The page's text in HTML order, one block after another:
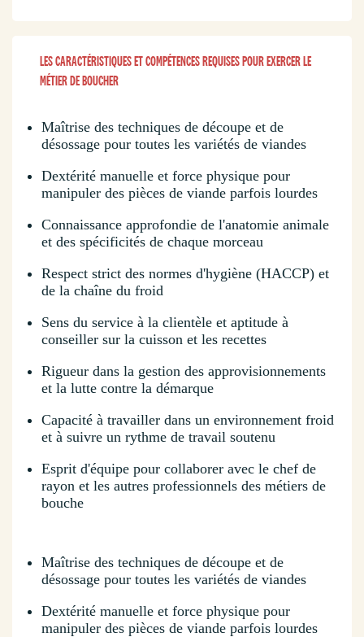
LES CARACTÉRISTIQUES ET COMPÉTENCES REQUISES POUR EXERCER LE
MÉTIER DE BOUCHER
Maîtrise des techniques de découpe et de
désossage pour toutes les variétés de viandes
Dextérité manuelle et force physique pour
manipuler des pièces de viande parfois lourdes
Connaissance approfondie de l'anatomie animale
et des spécificités de chaque morceau
Respect strict des normes d'hygiène (HACCP) et
de la chaîne du froid
Sens du service à la clientèle et aptitude à
conseiller sur la cuisson et les recettes
Rigueur dans la gestion des approvisionnements
et la lutte contre la démarque
Capacité à travailler dans un environnement froid
et à suivre un rythme de travail soutenu
Esprit d'équipe pour collaborer avec le chef de
rayon et les autres professionnels des métiers de
bouche
Maîtrise des techniques de découpe et de
désossage pour toutes les variétés de viandes
Dextérité manuelle et force physique pour
manipuler des pièces de viande parfois lourdes